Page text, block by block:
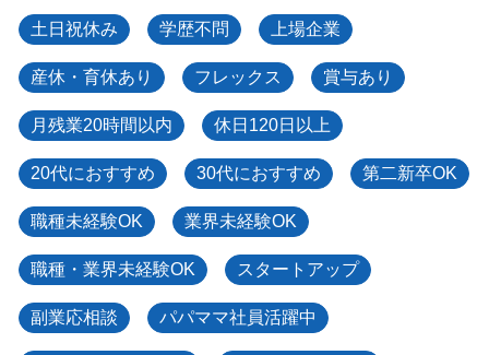
土日祝休み 学歴不問 上場企業
産休・育休あり フレックス 賞与あり
月残業20時間以内 休日120日以上
20代におすすめ 30代におすすめ 第二新卒OK
職種未経験OK 業界未経験OK
職種・業界未経験OK スタートアップ
副業応相談 パパママ社員活躍中